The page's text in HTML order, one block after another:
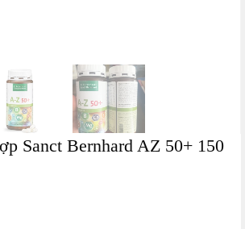
Sanct Bernhard AZ 50+ 150